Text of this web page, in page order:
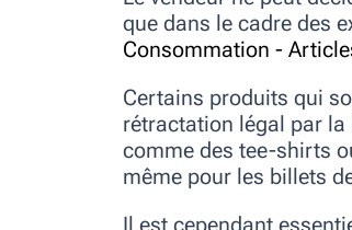
que dans le cadre des
Consommation -
Certains produits qui
rétractation légal par
comme des tee-shirts
même pour les billets
Il est cependant